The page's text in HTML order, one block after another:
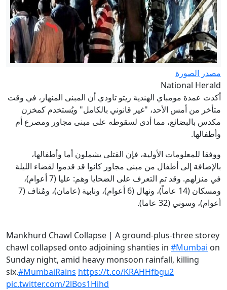
مصدر الصورة
National Herald
أكدت عمدة مومباي الهندية ريتو تاودي أن المبنى المنهار، في وقت
متأخر من أمس الأحد، "غير قانوني بالكامل" ويُستخدم كمخزن
مكدس بالبضائع، مما أدى لسقوطه على مبنى مجاور ومصرع أم
وأطفالها.
ووفقا للمعلومات الأولية، فإن القتلى يشملون أما وأطفالها،
بالإضافة إلى أطفال من مبنى مجاور كانوا قد قدموا لقضاء الليلة
في منزلهم. وقد تم التعرف على الضحايا وهم: عليا (7 أعوام)،
ومسكان (14 عاماً)، ونهال (6 أعوام)، ونابية (عامان)، ومُناف (7
أعوام)، وسوني (32 عاما).
Mankhurd Chawl Collapse | A ground-plus-three storey
chawl collapsed onto adjoining shanties in #Mumbai on
Sunday night, amid heavy monsoon rainfall, killing
six.#MumbaiRains https://t.co/KRAHHfbgu2
pic.twitter.com/2lBos1Hihd